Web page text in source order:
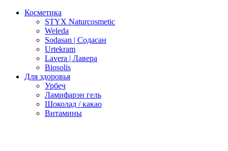
Косметика
STYX Naturcosmetic
Weleda
Sodasan | Содасан
Urtekram
Lavera | Лавера
Biosolis
Для здоровья
Урбеч
Ламифарэн гель
Шоколад / какао
Витамины